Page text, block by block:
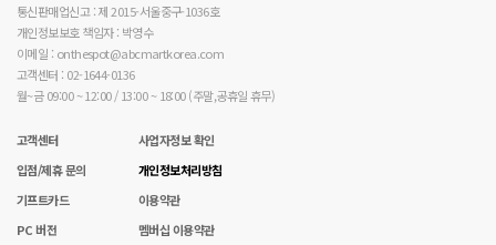
통신판매업신고 : 제 2015-서울중구-1036호
개인정보보호 책임자 : 박영수
이메일 : onthespot@abcmartkorea.com
고객센터 : 02-1644-0136
월~금 09:00 ~ 12:00 / 13:00 ~ 18:00 (주말,공휴일 휴무)
고객센터
입점/제휴 문의
기프트카드
PC 버전
사업자정보 확인
개인정보처리방침
이용약관
멤버십 이용약관